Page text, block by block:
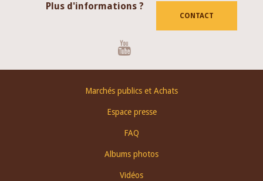
Plus d'informations ?
CONTACT
Marchés publics et Achats
Espace presse
FAQ
Albums photos
Vidéos